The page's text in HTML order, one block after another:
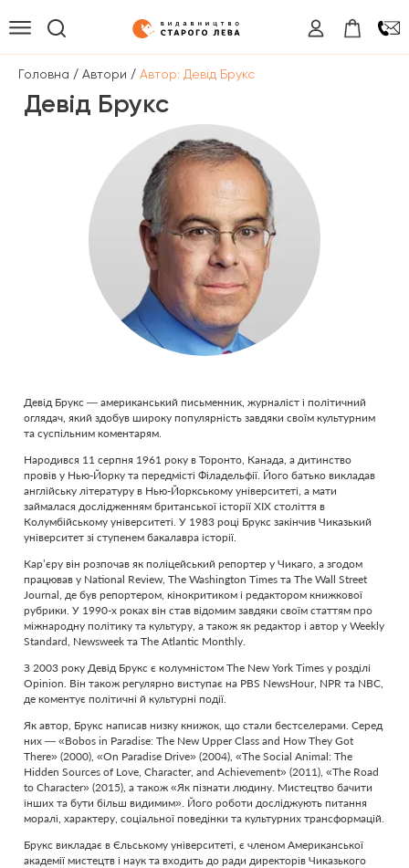
Головна / Автори / Автор: Девід Брукс
Девід Брукс
Девід Брукс — американський письменник, журналіст і політичний
оглядач, який здобув широку популярність завдяки своїм культурним
та суспільним коментарям.
Народився 11 серпня 1961 року в Торонто, Канада, а дитинство
провів у Нью-Йорку та передмісті Філадельфії. Його батько викладав
англійську літературу в Нью-Йоркському університеті, а мати
займалася дослідженням британської історії XIX століття в
Колумбійському університеті. У 1983 році Брукс закінчив Чиказький
університет зі ступенем бакалавра історії.
Кар’єру він розпочав як поліцейський репортер у Чикаго, а згодом
працював у National Review, The Washington Times та The Wall Street
Journal, де був репортером, кінокритиком і редактором книжкової
рубрики. У 1990-х роках він став відомим завдяки своїм статтям про
міжнародну політику та культуру, а також як редактор і автор у Weekly
Standard, Newsweek та The Atlantic Monthly.
З 2003 року Девід Брукс є колумністом The New York Times у розділі
Opinion. Він також регулярно виступає на PBS NewsHour, NPR та NBC,
де коментує політичні й культурні події.
Як автор, Брукс написав низку книжок, що стали бестселерами. Серед
них — «Bobos in Paradise: The New Upper Class and How They Got
There» (2000), «On Paradise Drive» (2004), «The Social Animal: The
Hidden Sources of Love, Character, and Achievement» (2011), «The Road
to Character» (2015), а також «Як пізнати людину. Мистецтво бачити
інших та бути більш видимим». Його роботи досліджують питання
моралі, характеру, соціальної поведінки та культурних трансформацій.
Брукс викладає в Єльському університеті, є членом Американської
академії мистецтв і наук та входить до ради директорів Чиказького